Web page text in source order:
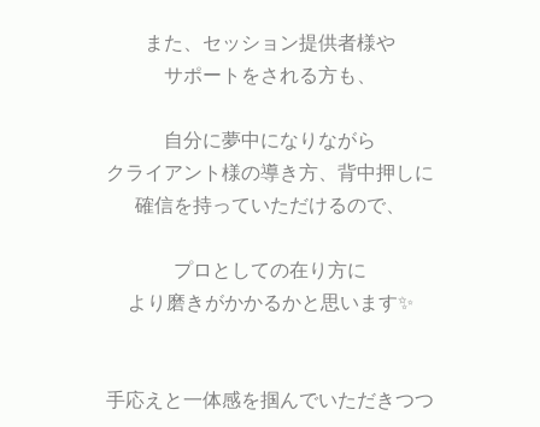
また、セッション提供者様や
サポートをされる方も、
自分に夢中になりながら
クライアント様の導き方、背中押しに
確信を持っていただけるので、
プロとしての在り方に
より磨きがかかるかと思います✨
手応えと一体感を掴んでいただきつつ